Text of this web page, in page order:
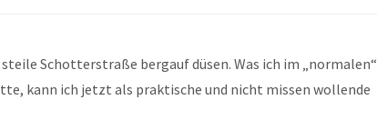
Schotterstraße bergauf düsen. Was ich im „normalen“
kann ich jetzt als praktische und nicht missen wollende